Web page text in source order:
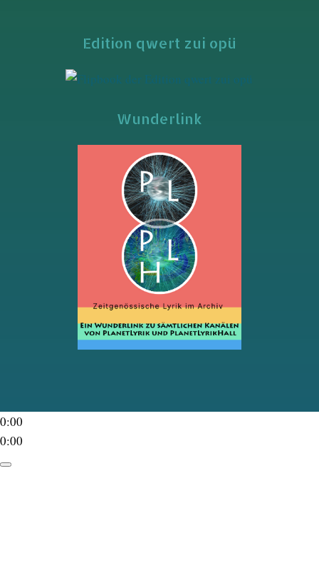
Edition qwert zui opü
Wunderlink
0:00
0:00